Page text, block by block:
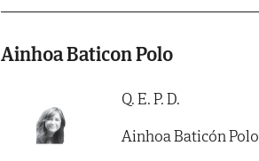
Ainhoa Baticon Polo
Q. E. P. D.
Ainhoa Baticón Polo